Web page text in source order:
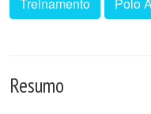
Resumo